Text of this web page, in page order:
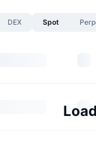
DEX Spot